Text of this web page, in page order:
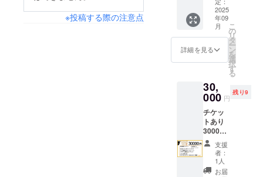
※投稿する際の注意点
クド
ロップ
に記載
してい
前を
メッ
付下さ
い。
定下さ
い。 ・
ホー
リーマ
ウンテ
ンとメ
チケッ
ト ・日
2025年
10月4日
（土曜
日） ・
場所：
Yogibo
META
210㎜
×70㎜
◆バッ
クド
ロップ
2025.10
.4. よ
り み
るかみ
るが存
在する
かぎり
記載:文
字のみ
◆クラ
鏡ふ
き）/
150㎜
×150㎜
◆黒豆
さんと
の貴方
の動画
メッ
セー
ジ 30
秒 ※
ジャー
ジサイ
ズは支
援者様
と相談
2025
年09
月
詳細を見る
こ
の
リ
タ
ー
ン
を
選
択
す
る
30,
000 円
残り9
チケッ
トあり
30000
円 ◆両
会場会
場チ
ケット
支援
者：
1人
お届